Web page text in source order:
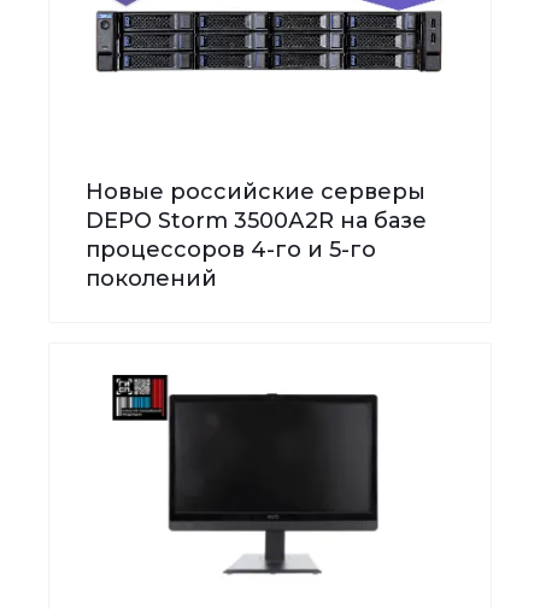
Новые российские серверы
DEPO Storm 3500А2R на базе
процессоров 4-го и 5-го
поколений